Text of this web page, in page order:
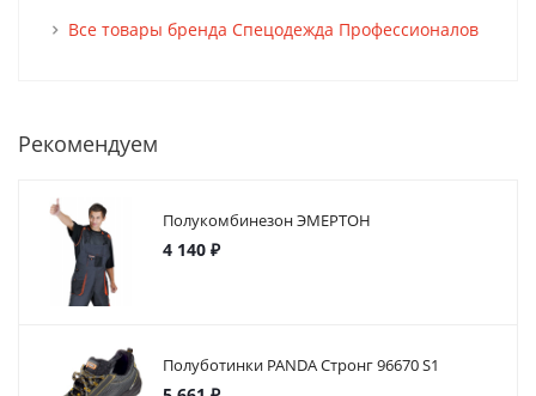
Все товары бренда Спецодежда Профессионалов
Рекомендуем
Полукомбинезон ЭМЕРТОН
4 140 ₽
Полуботинки PANDA Стронг 96670 S1